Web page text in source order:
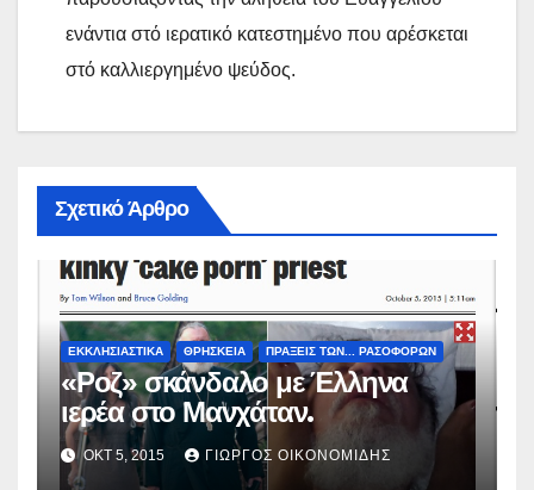
ενάντια στό ιερατικό κατεστημένο που αρέσκεται
στό καλλιεργημένο ψεύδος.
Σχετικό Άρθρο
ΕΚΚΛΗΣΙΑΣΤΙΚΑ ΘΡΗΣΚΕΙΑ ΠΡΑΞΕΙΣ ΤΩΝ... ΡΑΣΟΦΟΡΩΝ
«Ροζ» σκάνδαλο με Έλληνα
ιερέα στο Μανχάταν.
ΟΚΤ 5, 2015 ΓΙΏΡΓΟΣ ΟΙΚΟΝΟΜΊΔΗΣ